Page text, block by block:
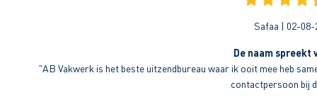
Safaa | 02-08-
De naam spreekt
"AB Vakwerk is het beste uitzendbureau waar ik ooit mee heb
contactpersoon bij